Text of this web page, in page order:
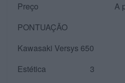
Preço A partir
PONTUAÇÃO
Kawasaki Versys 650
Estética 3